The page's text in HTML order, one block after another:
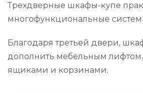
Трехдверные шкафы-купе
многофункциональные
Благодаря третьей двери,
дополнить мебельным
ящиками и корзинами.